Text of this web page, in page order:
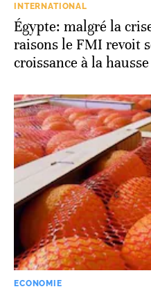
INTERNATIONAL
Égypte: malgré la
raisons le FMI revoit
croissance à la hausse
ECONOMIE